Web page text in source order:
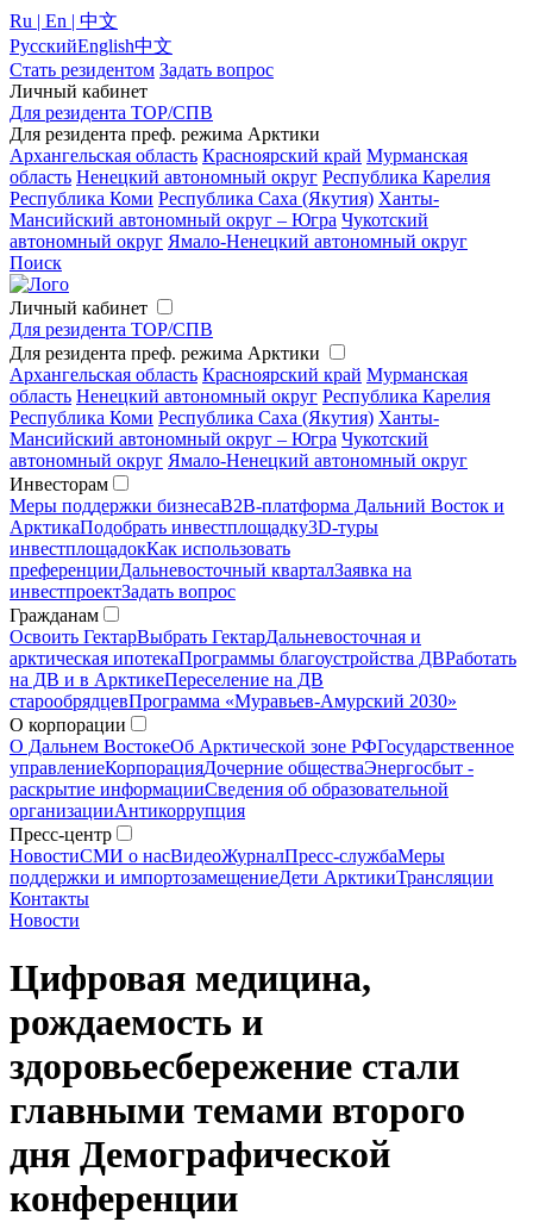
Ru | En | 中文
РусскийEnglish中文
Стать резидентом Задать вопрос
Личный кабинет
Для резидента ТОР/СПВ
Для резидента преф. режима Арктики
Архангельская область Красноярский край Мурманская
область Ненецкий автономный округ Республика Карелия
Республика Коми Республика Саха (Якутия) Ханты-
Мансийский автономный округ – Югра Чукотский
автономный округ Ямало-Ненецкий автономный округ
Поиск
Личный кабинет
Для резидента ТОР/СПВ
Для резидента преф. режима Арктики
Архангельская область Красноярский край Мурманская
область Ненецкий автономный округ Республика Карелия
Республика Коми Республика Саха (Якутия) Ханты-
Мансийский автономный округ – Югра Чукотский
автономный округ Ямало-Ненецкий автономный округ
Инвесторам
Меры поддержки бизнесаB2B-платформа Дальний Восток и
АрктикаПодобрать инвестплощадку3D-туры
инвестплощадокКак использовать
преференцииДальневосточный кварталЗаявка на
инвестпроектЗадать вопрос
Гражданам
Освоить ГектарВыбрать ГектарДальневосточная и
арктическая ипотекаПрограммы благоустройства ДВРаботать
на ДВ и в АрктикеПереселение на ДВ
старообрядцевПрограмма «Муравьев-Амурский 2030»
О корпорации
О Дальнем ВостокеОб Арктической зоне РФГосударственное
управлениеКорпорацияДочерние обществаЭнергосбыт -
раскрытие информацииСведения об образовательной
организацииАнтикоррупция
Пресс-центр
НовостиСМИ о насВидеоЖурналПресс-службаМеры
поддержки и импортозамещениеДети АрктикиТрансляции
Контакты
Новости
Цифровая медицина,
рождаемость и
здоровьесбережение стали
главными темами второго
дня Демографической
конференции